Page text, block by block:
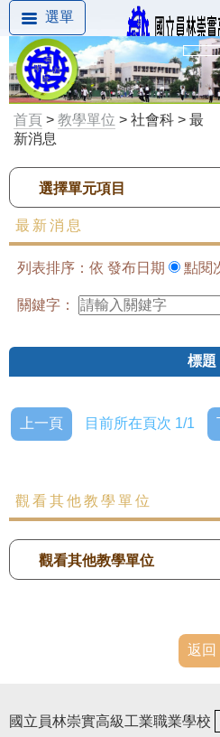
選單
首頁 > 教學單位 > 社會科 > 最
新消息
選擇單元項目
最新消息
列表排序：依 發布日期 點閱
關鍵字：
標題
上一頁 目前所在頁次 1/1
觀看其他教學單位
觀看其他教學單位
返回
國立員林崇實高級工業職業學校